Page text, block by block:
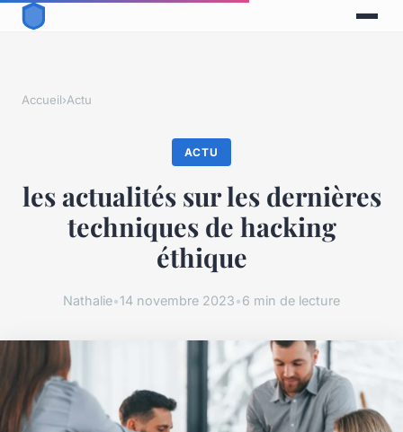
Accueil›Actu
ACTU
les actualités sur les dernières
techniques de hacking
éthique
Nathalie•14 novembre 2023•6 min de lecture